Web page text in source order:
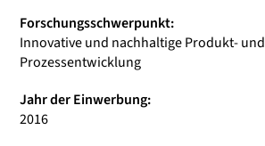
Forschungsschwerpunkt:
Innovative und nachhaltige Produkt- und
Prozessentwicklung
Jahr der Einwerbung:
2016